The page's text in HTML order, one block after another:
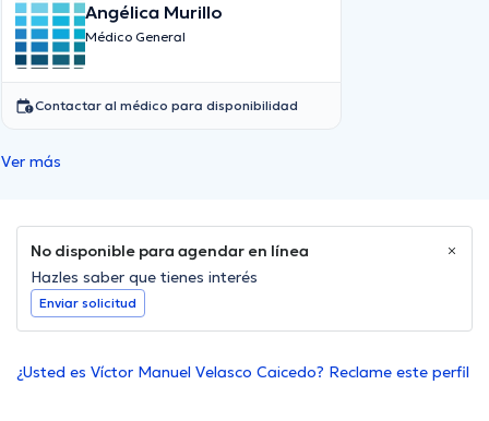
Angélica Murillo
Médico General
Contactar al médico para disponibilidad
Ver más
No disponible para agendar en línea
Hazles saber que tienes interés
Enviar solicitud
¿Usted es Víctor Manuel Velasco Caicedo? Reclame este perfil